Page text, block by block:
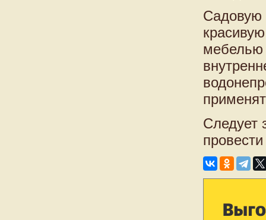
Садовую
мебелью
Следует